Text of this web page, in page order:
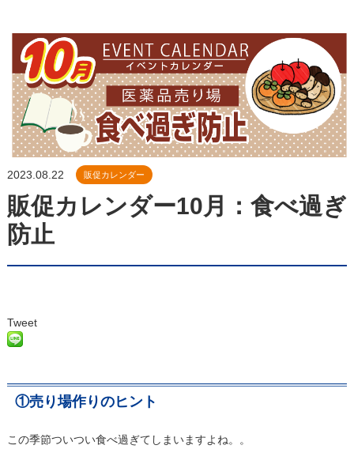
2023.08.22 販促カレンダー
販促カレンダー10月：食べ過ぎ
防止
Tweet
①売り場作りのヒント
この季節ついつい食べ過ぎてしまいますよね。。